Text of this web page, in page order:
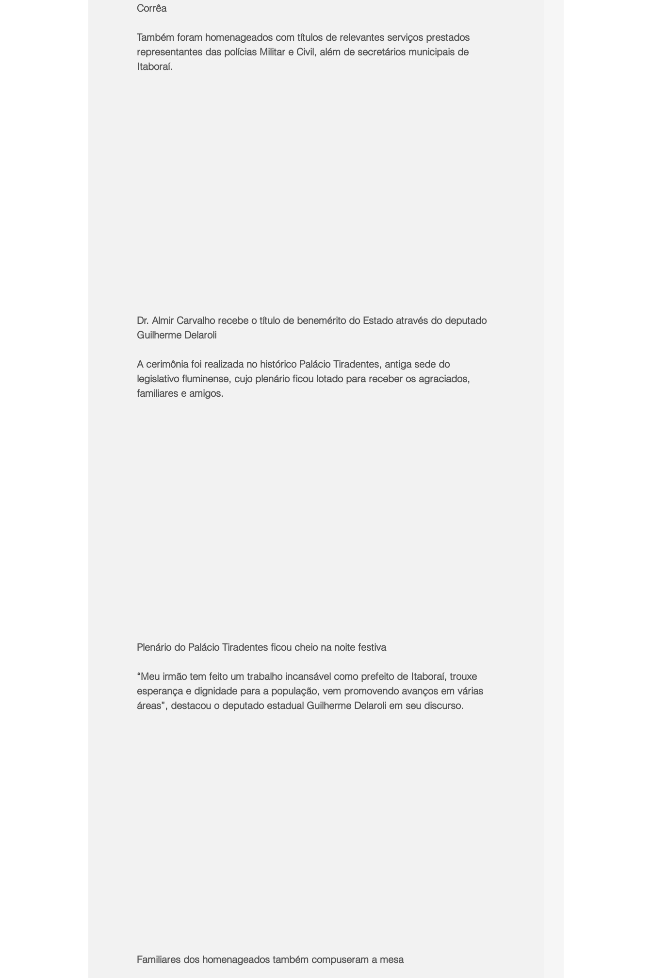
Corrêa
Também foram homenageados com títulos de relevantes serviços prestados
representantes das polícias Militar e Civil, além de secretários municipais de
Itaboraí.
Dr. Almir Carvalho recebe o título de benemérito do Estado através do deputado
Guilherme Delaroli
A cerimônia foi realizada no histórico Palácio Tiradentes, antiga sede do
legislativo fluminense, cujo plenário ficou lotado para receber os agraciados,
familiares e amigos.
Plenário do Palácio Tiradentes ficou cheio na noite festiva
“Meu irmão tem feito um trabalho incansável como prefeito de Itaboraí, trouxe
esperança e dignidade para a população, vem promovendo avanços em várias
áreas”, destacou o deputado estadual Guilherme Delaroli em seu discurso.
Familiares dos homenageados também compuseram a mesa